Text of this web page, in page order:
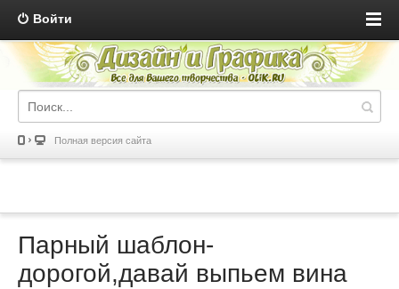
Войти
Полная версия сайта
Парный шаблон-
дорогой,давай выпьем вина